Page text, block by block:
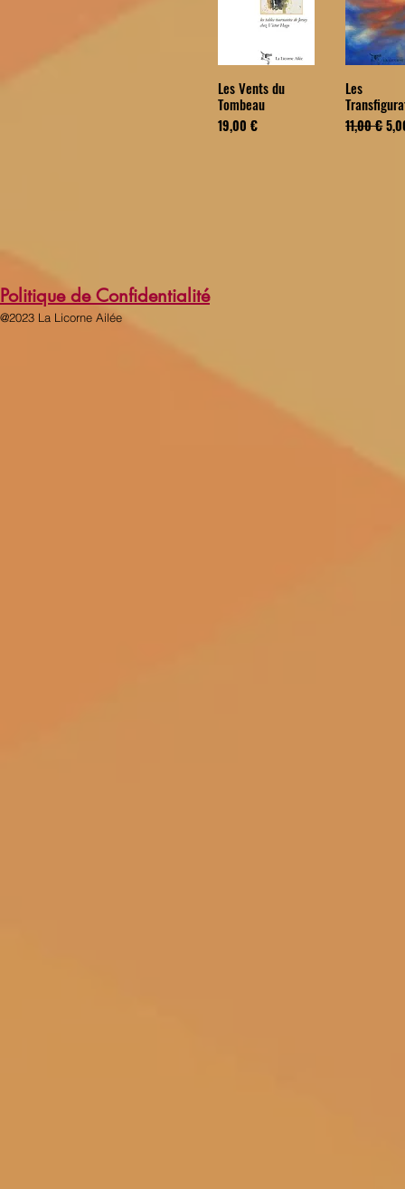
Les Vents du
Tombeau
Prix
19,00 €
Les
Prix
11,00 €
Politique de Confidentialité
@2023 La Licorne Ailée